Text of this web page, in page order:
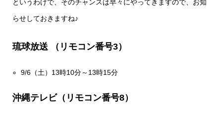
というわけで、そのチャンスは早々にやってきますので、お知
らせしておきますね♪
琉球放送 （リモコン番号3）
9/6（土）13時10分～13時15分
沖縄テレビ（リモコン番号8）